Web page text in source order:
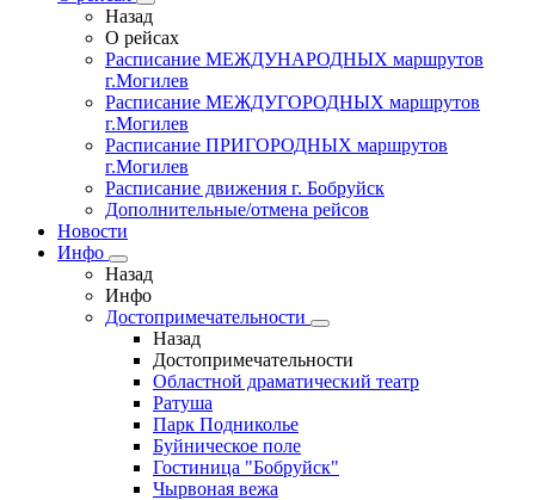
Назад
О рейсах
Расписание МЕЖДУНАРОДНЫХ маршрутов
г.Могилев
Расписание МЕЖДУГОРОДНЫХ маршрутов
г.Могилев
Расписание ПРИГОРОДНЫХ маршрутов
г.Могилев
Расписание движения г. Бобруйск
Дополнительные/отмена рейсов
Новости
Инфо
Назад
Инфо
Достопримечательности
Назад
Достопримечательности
Областной драматический театр
Ратуша
Парк Подниколье
Буйническое поле
Гостиница "Бобруйск"
Чырвоная вежа